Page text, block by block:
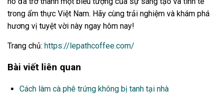
trong ẩm thực Việt Nam. Hãy cùng trải nghiệm và khám phá
hương vị tuyệt vời này ngay hôm nay!
Trang chủ: https://lepathcoffee.com/
Bài viết liên quan
Cách làm cà phê trứng không bị tanh tại nhà